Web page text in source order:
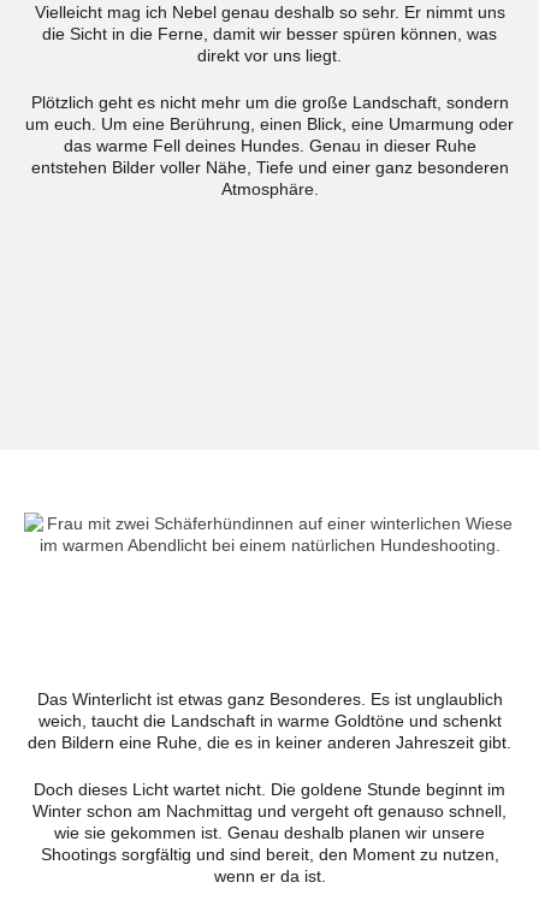
Vielleicht mag ich Nebel genau deshalb so sehr. Er nimmt uns
die Sicht in die Ferne, damit wir besser spüren können, was
direkt vor uns liegt.
Plötzlich geht es nicht mehr um die große Landschaft, sondern
um euch. Um eine Berührung, einen Blick, eine Umarmung oder
das warme Fell deines Hundes. Genau in dieser Ruhe
entstehen Bilder voller Nähe, Tiefe und einer ganz besonderen
Atmosphäre.
Das Winterlicht ist etwas ganz Besonderes. Es ist unglaublich
weich, taucht die Landschaft in warme Goldtöne und schenkt
den Bildern eine Ruhe, die es in keiner anderen Jahreszeit gibt.
Doch dieses Licht wartet nicht. Die goldene Stunde beginnt im
Winter schon am Nachmittag und vergeht oft genauso schnell,
wie sie gekommen ist. Genau deshalb planen wir unsere
Shootings sorgfältig und sind bereit, den Moment zu nutzen,
wenn er da ist.